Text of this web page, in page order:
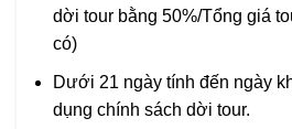
dời tour bằng 50%/Tổng giá
có)
Dưới 21 ngày tính đến ngày
dụng chính sách dời tour.